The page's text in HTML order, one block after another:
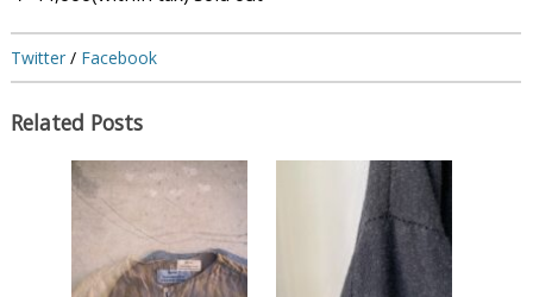
Twitter/ Facebook
Related Posts